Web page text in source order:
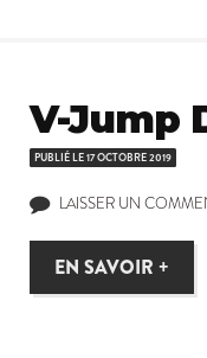
V-Jump
PUBLIÉ LE17 OCTOBRE 2019
LAISSER UN
EN SAVOIR +